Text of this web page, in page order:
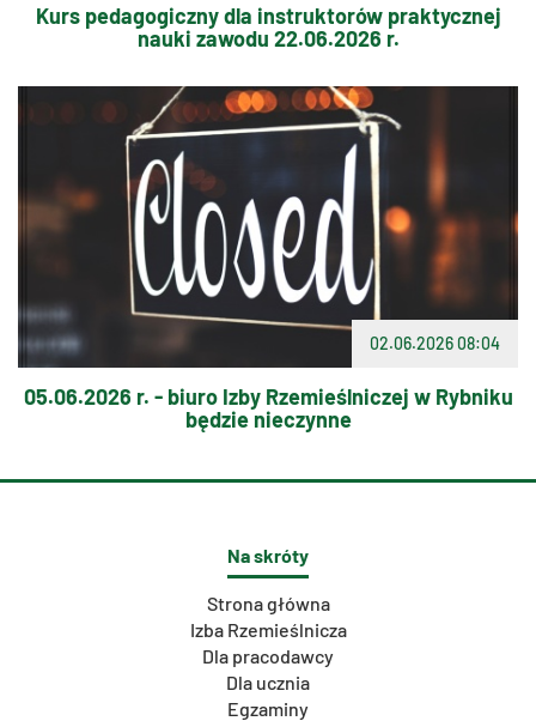
Kurs pedagogiczny dla instruktorów praktycznej
nauki zawodu 22.06.2026 r.
02.06.2026 08:04
05.06.2026 r. - biuro Izby Rzemieślniczej w Rybniku
będzie nieczynne
Na skróty
Strona główna
Izba Rzemieślnicza
Dla pracodawcy
Dla ucznia
Egzaminy